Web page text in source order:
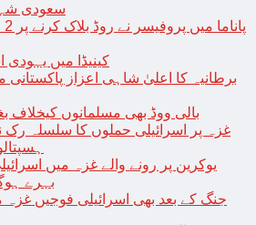
سعودی
کینیڈا میں یہودی
برطانیہ کا اعلیٰ شاہی اعزاز
بالی ووڈ بھی مسلمانوں
غزہ پر اسرائیلی حملوں کا سلسلہ رک
یوکرین پر رونے والے غزہ میں
بہرے
جنگ کے بعد بھی اسرائیلی فوجیں